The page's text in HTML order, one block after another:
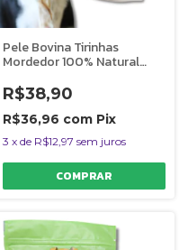
Pele Bovina Tirinhas
Mordedor 100% Natural
R$38,90
R$36,96 com Pix
3 x de R$12,97 sem juros